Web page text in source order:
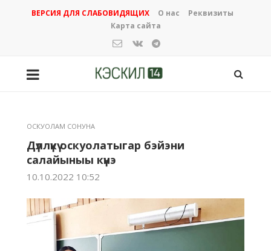
ВЕРСИЯ ДЛЯ СЛАБОВИДЯЩИХ О нас
Реквизиты
Карта сайта
ОСКУОЛАМ СОНУНА
Дүллүкү оскуолатыгар бэйэни
салайыныы күнэ
10.10.2022 10:52